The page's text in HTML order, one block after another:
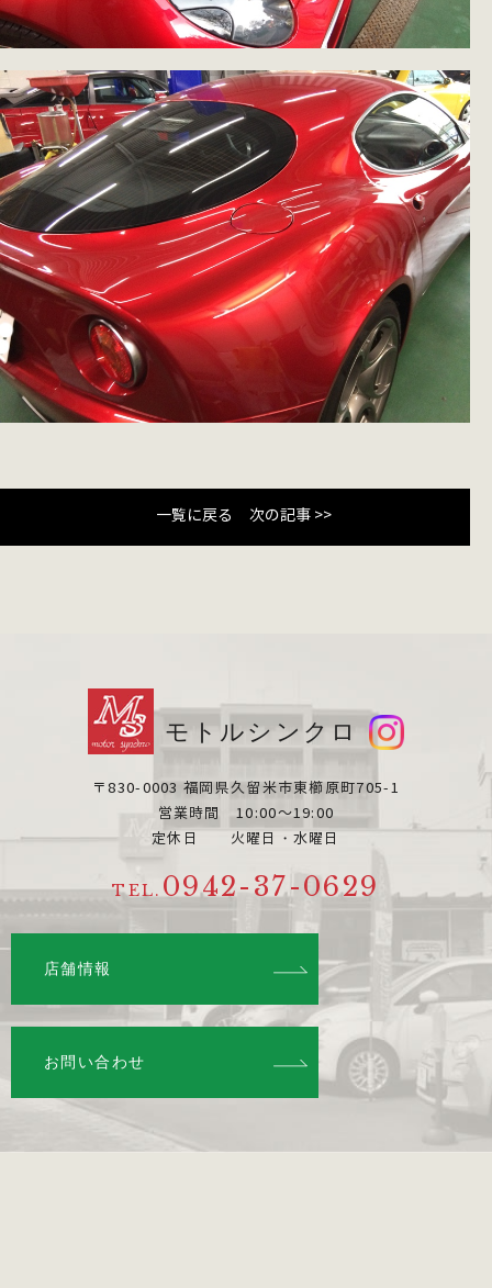
一覧に戻る 次の記事 >>
モトルシンクロ
〒830-0003 福岡県久留米市東櫛原町705-1
営業時間 10:00～19:00
定休日 火曜日・水曜日
TEL. 0942-37-0629
店舗情報
お問い合わせ